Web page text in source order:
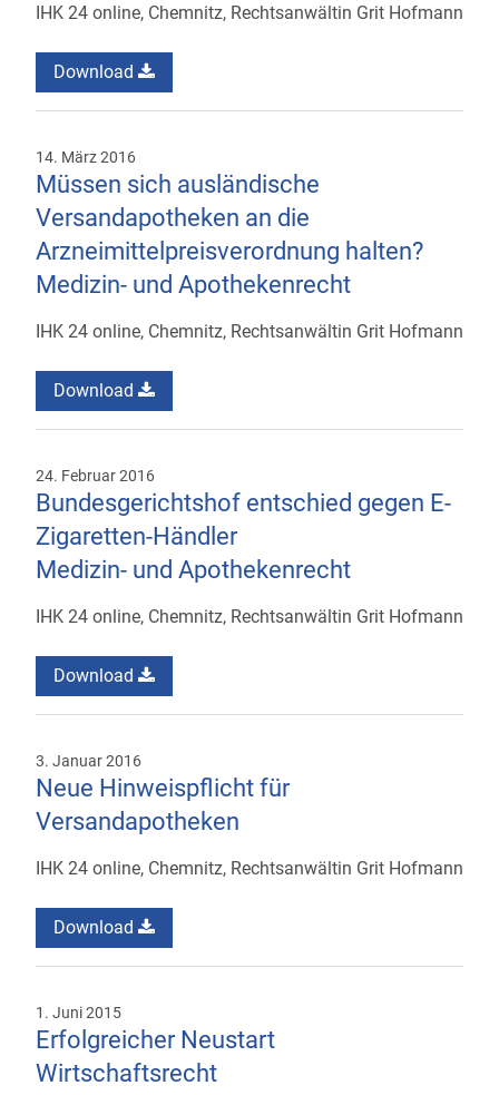
IHK 24 online, Chemnitz, Rechtsanwältin Grit Hofmann
Download
14. März 2016
Müssen sich ausländische
Versandapotheken an die
Arzneimittelpreisverordnung halten?
Medizin- und Apothekenrecht
IHK 24 online, Chemnitz, Rechtsanwältin Grit Hofmann
Download
24. Februar 2016
Bundesgerichtshof entschied gegen E-
Zigaretten-Händler
Medizin- und Apothekenrecht
IHK 24 online, Chemnitz, Rechtsanwältin Grit Hofmann
Download
3. Januar 2016
Neue Hinweispflicht für
Versandapotheken
IHK 24 online, Chemnitz, Rechtsanwältin Grit Hofmann
Download
1. Juni 2015
Erfolgreicher Neustart
Wirtschaftsrecht